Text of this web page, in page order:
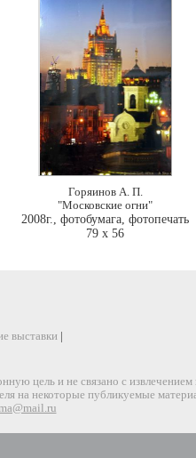
Горяинов А. П.
"Московские огни"
2008г., фотобумага, фотопечать
79 x 56
выставки
цель и не связано с
на некоторые публикуемые